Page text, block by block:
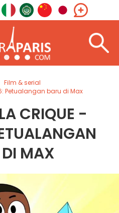
Film & serial
Petualangan baru di Max
CRIQUE -
MAX